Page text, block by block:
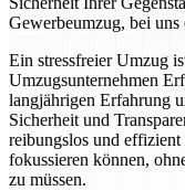
Gewerbeumzug, bei uns
Ein stressfreier Umzug
Umzugsunternehmen
langjährigen Erfahrung
Sicherheit und
reibungslos und effizient
fokussieren können,
zu müssen.